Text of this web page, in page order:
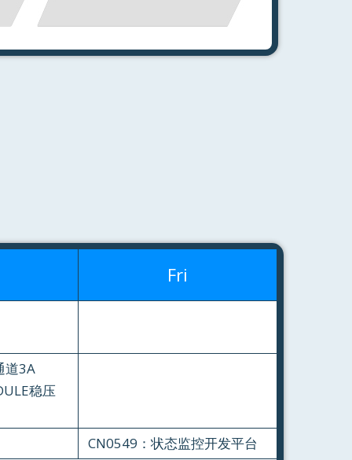
Fri
道3A
稳压
CN0549：状态监控开发平台